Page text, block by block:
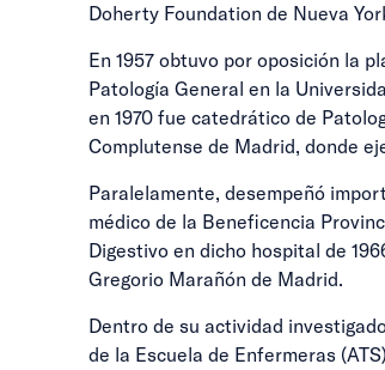
Doherty Foundation de Nueva
En 1957 obtuvo por oposición la
Patología General en la
en 1970 fue catedrático de
Complutense de Madrid, donde
Paralelamente, desempeñó
médico de la Beneficencia
Digestivo en dicho hospital de
Gregorio Marañón de Madrid.
Dentro de su actividad
de la Escuela de Enfermeras